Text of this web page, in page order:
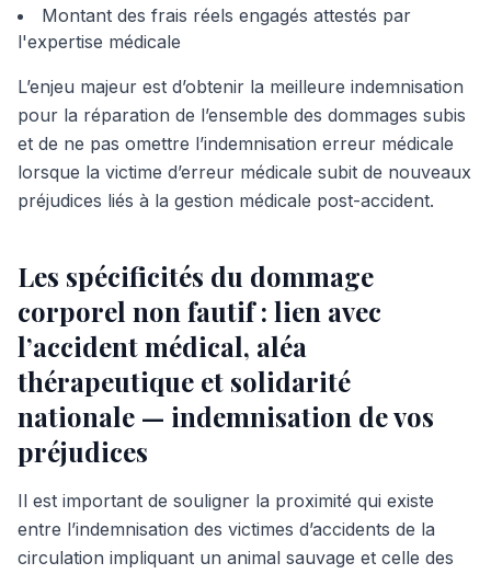
Montant des frais réels engagés attestés par
l'expertise médicale
L’enjeu majeur est d’obtenir la meilleure indemnisation
pour la réparation de l’ensemble des dommages subis
et de ne pas omettre l’indemnisation erreur médicale
lorsque la victime d’erreur médicale subit de nouveaux
préjudices liés à la gestion médicale post-accident.
Les spécificités du dommage
corporel non fautif : lien avec
l’accident médical, aléa
thérapeutique et solidarité
nationale — indemnisation de vos
préjudices
Il est important de souligner la proximité qui existe
entre l’indemnisation des victimes d’accidents de la
circulation impliquant un animal sauvage et celle des